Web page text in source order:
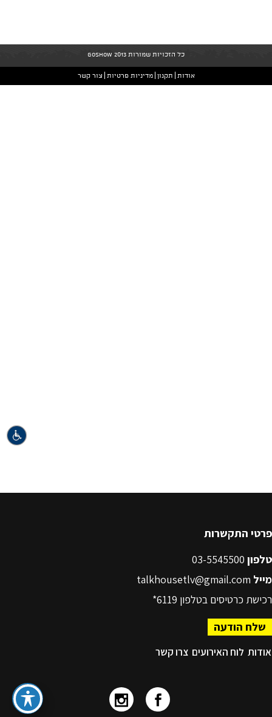
פרטי התקשרות
טלפון
מייל talkhousetlv@gmail.com
רכישת כרטיסים בטלפון 6119*
שלח הודעה
אודות לוח האירועים צרו קשר